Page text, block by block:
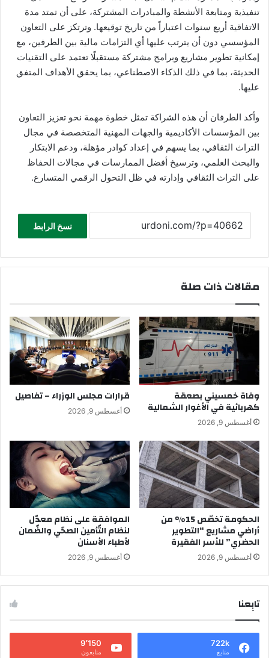
تنفيذية ومتابعة الأنشطة والمبادرات المشتركة، على أن تمتد مدة
الاتفاقية أربع سنوات اعتباراً من تاريخ توقيعها. وترتكز على التعاون
المؤسسي دون أن يترتب عليها أي التزامات مالية بين الطرفين، مع
إمكانية تطوير مشاريع وبرامج مشتركة مستقبلًا تعتمد على التقنيات
الحديثة، بما في ذلك الذكاء الاصطناعي، بما يحقق الأهداف المتفق
عليها.
وأكد الطرفان أن هذه الشراكة تمثل خطوة مهمة نحو تعزيز التعاون
بين المؤسسات الأكاديمية والجهات المهنية المتخصصة في مجال
التراث الثقافي، بما يسهم في إعداد كوادر مؤهلة، ودعم الابتكار
والبحث العلمي، وترسيخ أفضل الممارسات في مجالات الحفاظ
على التراث الثقافي وإدارته في ظل التحول الرقمي المتسارع.
نسخ الرابط
مقالات ذات صلة
وفاة خمسيني بصعقة
كهربائية في الأغوار الشمالية
أغسطس 9, 2026
قرارات مجلس الوزراء – تفاصيل
أغسطس 9, 2026
الحكومة تخصّص 15% من
أراضي مشاريع “التطوير
الحضري” للأسر الفقيرة
أغسطس 9, 2026
الموافقة على نظام معدّل
لنظام التّأمين الصحّي والضّمان
لأطباء الأسنان
أغسطس 9, 2026
تابِعنا
722k
متابع
9٬150
متابعون